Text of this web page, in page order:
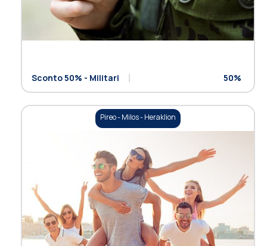
Sconto 50% - Militari 50%
Pireo - Milos - Heraklion